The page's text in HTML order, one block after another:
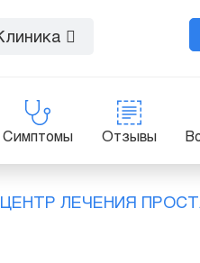
Симптомы Отзывы
ЦЕНТР ЛЕЧЕНИЯ